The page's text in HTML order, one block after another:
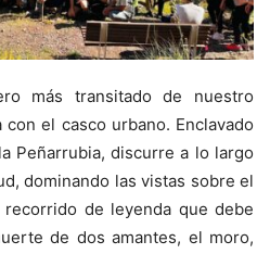
más transitado de nuestro
el casco urbano. Enclavado
Peñarrubia, discurre a lo largo
dominando las vistas sobre el
de leyenda que debe
de dos amantes, el moro,